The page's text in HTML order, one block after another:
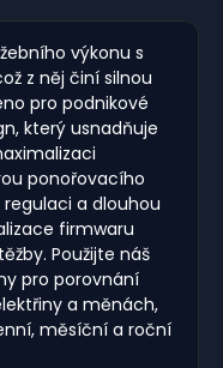
výkonu s
z něj činí silnou
pro podnikové
který usnadňuje
ponořovacího
a dlouhou
firmwaru
Použijte náš
pro porovnání
a měnách,
měsíční a roční